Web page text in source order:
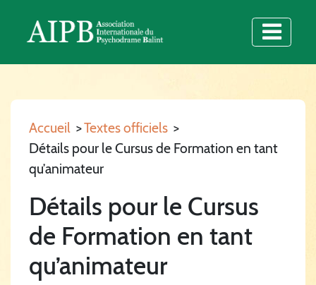
Accueil >Textes officiels >
Détails pour le Cursus de Formation en tant
qu’animateur
Détails pour le Cursus
de Formation en tant
qu’animateur